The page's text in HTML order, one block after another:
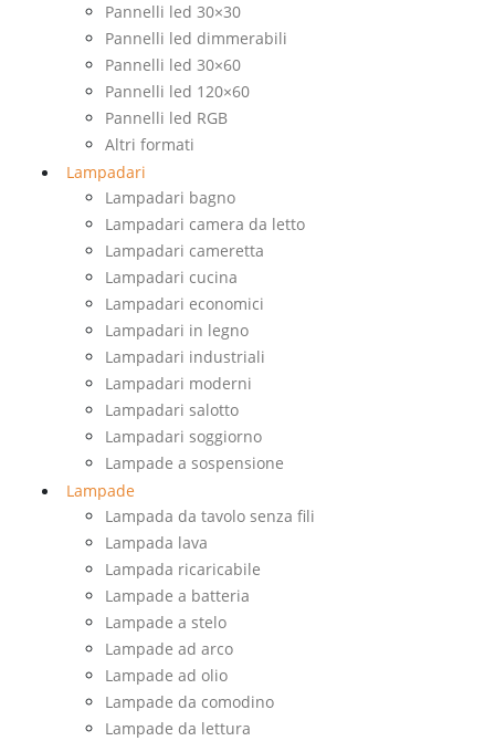
Pannelli led 30×30
Pannelli led dimmerabili
Pannelli led 30×60
Pannelli led 120×60
Pannelli led RGB
Altri formati
Lampadari
Lampadari bagno
Lampadari camera da letto
Lampadari cameretta
Lampadari cucina
Lampadari economici
Lampadari in legno
Lampadari industriali
Lampadari moderni
Lampadari salotto
Lampadari soggiorno
Lampade a sospensione
Lampade
Lampada da tavolo senza fili
Lampada lava
Lampada ricaricabile
Lampade a batteria
Lampade a stelo
Lampade ad arco
Lampade ad olio
Lampade da comodino
Lampade da lettura